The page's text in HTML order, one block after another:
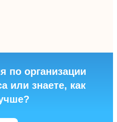
по организации
или знаете, как